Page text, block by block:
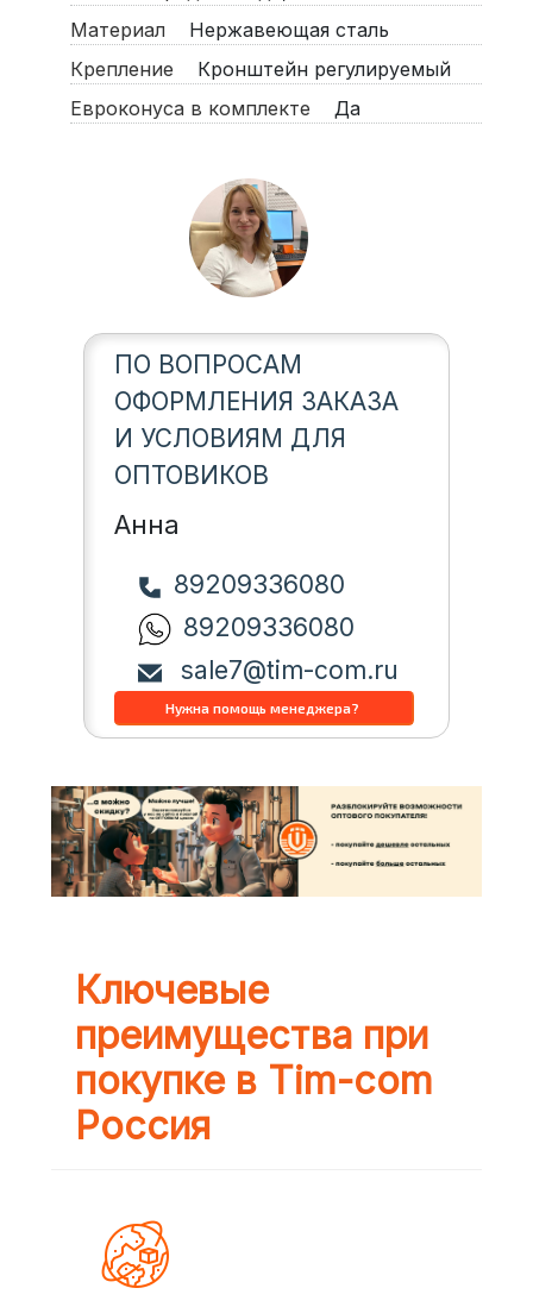
Материал
Нержавеющая сталь
Крепление
Кронштейн регулируемый
Евроконуса в комплекте
Да
ПО ВОПРОСАМ
ОФОРМЛЕНИЯ ЗАКАЗА
И УСЛОВИЯМ ДЛЯ
ОПТОВИКОВ
Анна
89209336080
89209336080
sale7@tim-com.ru
Ключевые
преимущества при
покупке в Tim-com
Россия